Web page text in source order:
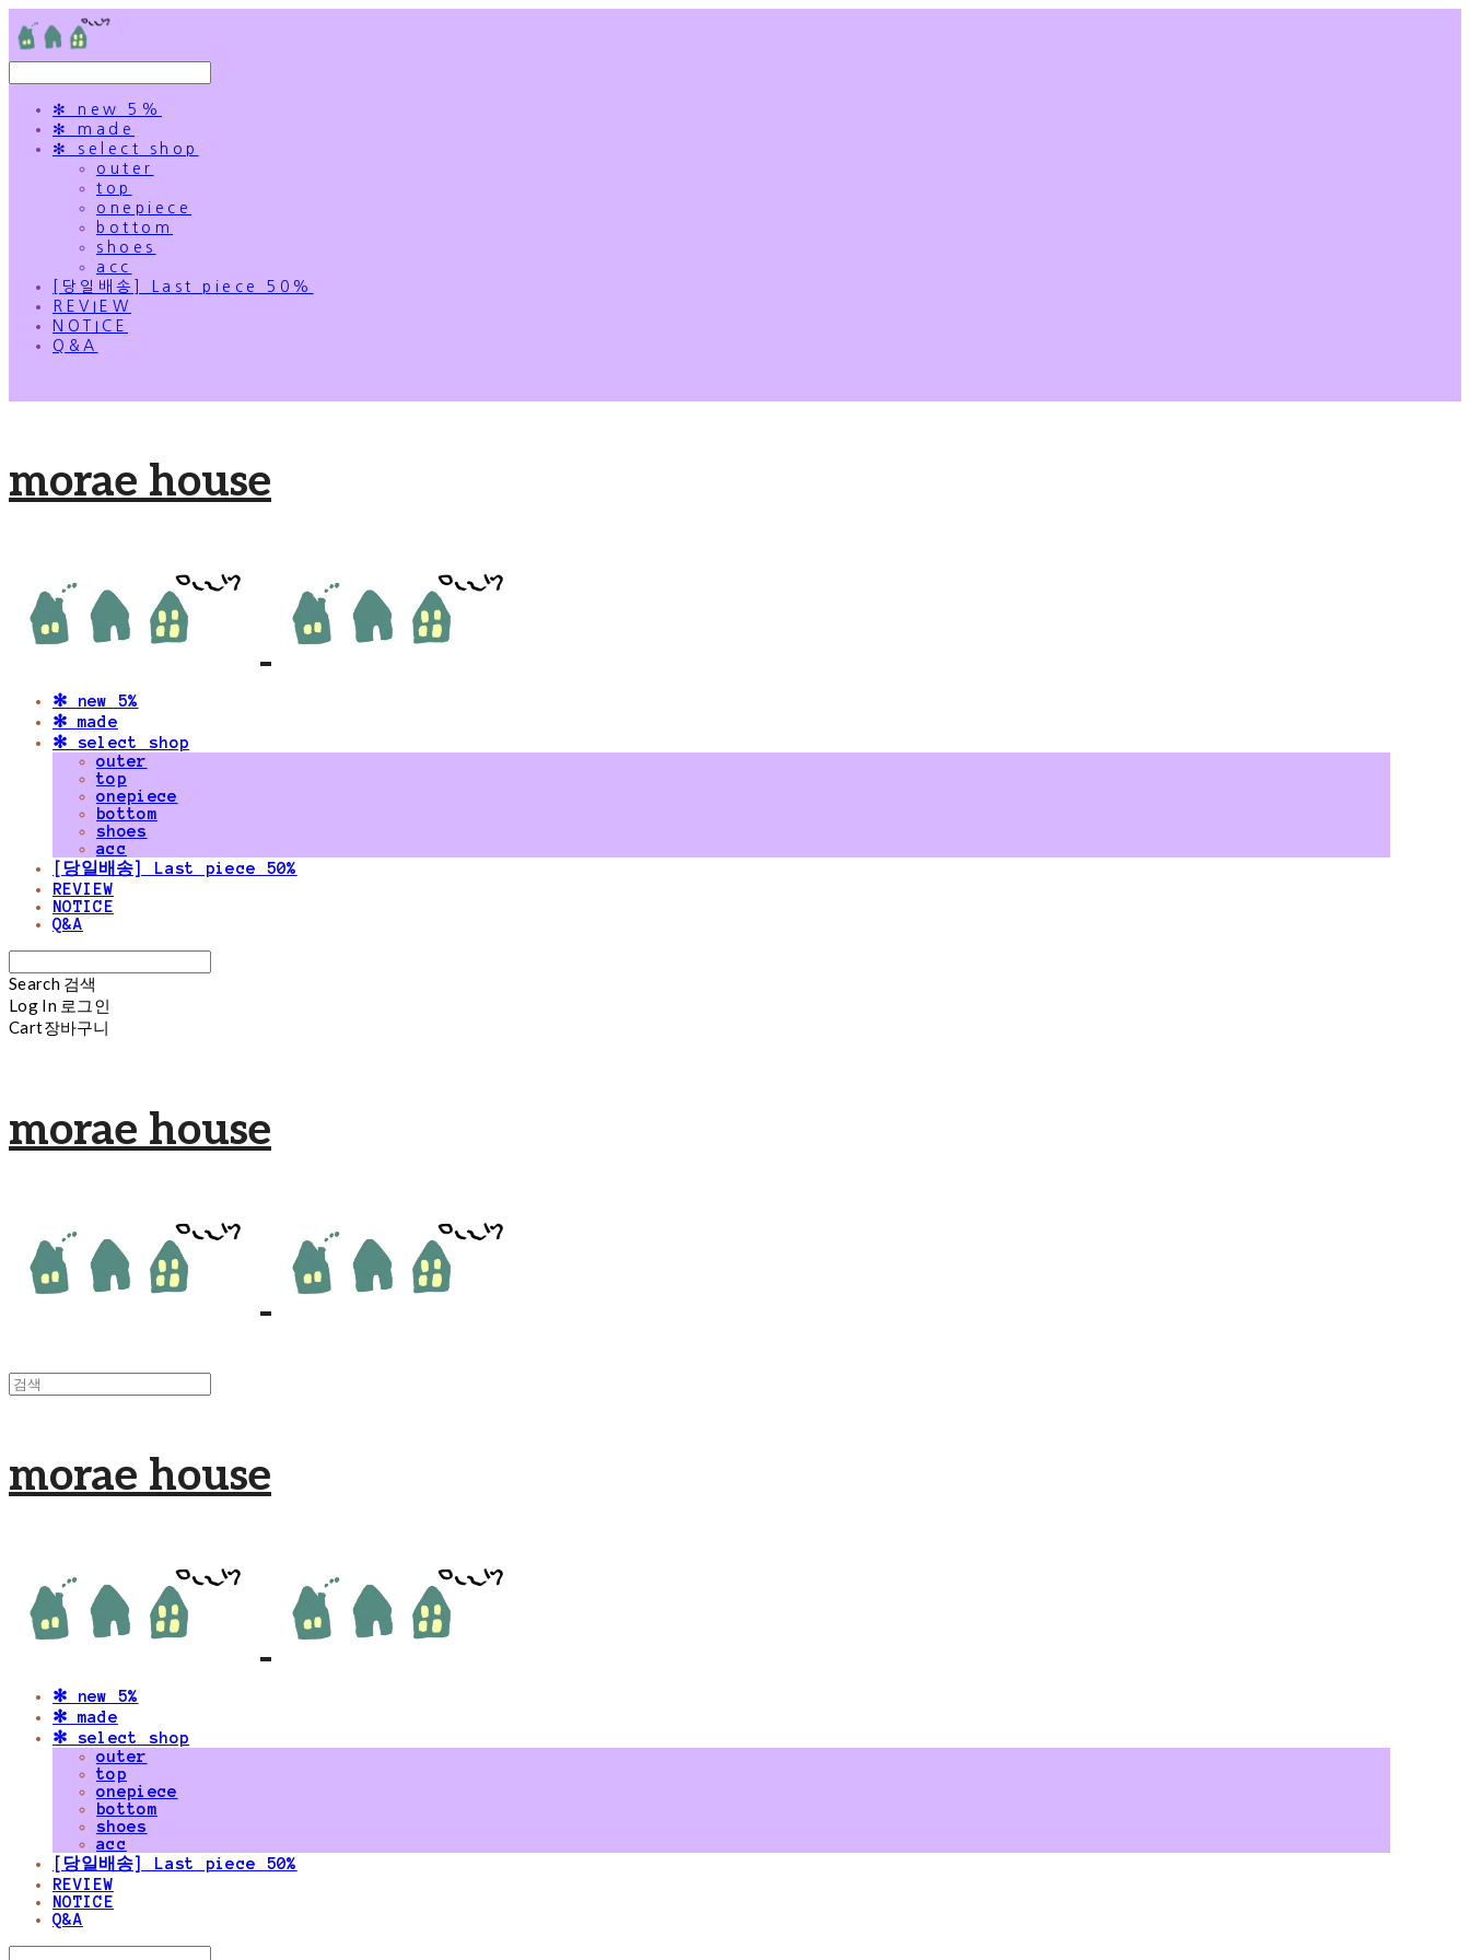
✻ new 5%
✻ made
✻ select shop
outer
top
onepiece
bottom
shoes
acc
[당일배송] Last piece 50%
REVIEW
NOTICE
Q&A
morae house
✻ new 5%
✻ made
✻ select shop
outer
top
onepiece
bottom
shoes
acc
[당일배송] Last piece 50%
REVIEW
NOTICE
Q&A
Search 검색
Log In 로그인
Cart장바구니
morae house
morae house
✻ new 5%
✻ made
✻ select shop
outer
top
onepiece
bottom
shoes
acc
[당일배송] Last piece 50%
REVIEW
NOTICE
Q&A